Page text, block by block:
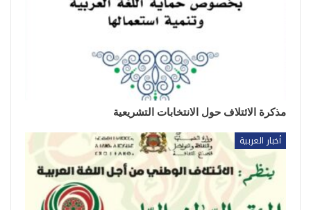
مذكرة الائتلاف حول الانتخابات التشريعية
أخبار العربية